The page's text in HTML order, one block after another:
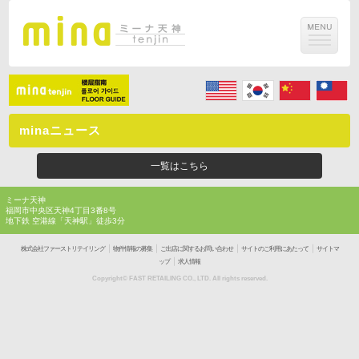
minaニュース
一覧はこちら
ミーナ天神
福岡市中央区天神4丁目3番8号
地下鉄 空港線「天神駅」徒歩3分
株式会社ファーストリテイリング｜ 物件情報の募集｜ ご出店に関するお問い合わせ｜ サイトのご利用にあたって｜
サイトマ
ップ｜ 求人情報
Copyright© FAST RETAILING CO., LTD. All rights reserved.